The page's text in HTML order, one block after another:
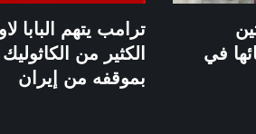
في
ترامب يتهم البابا
الكثير من
بموقفه من إيران